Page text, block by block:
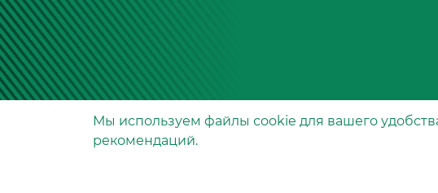
Мы используем файлы сookie для вашего
рекомендаций.